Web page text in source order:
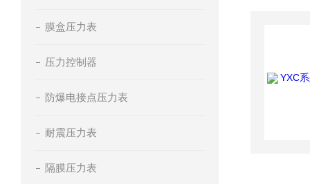
膜盒压力表
压力控制器
防爆电接点压力表
耐震压力表
隔膜压力表